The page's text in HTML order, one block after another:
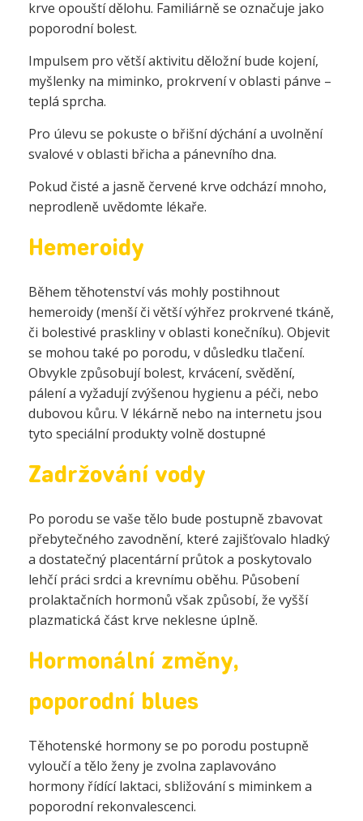
krve opouští dělohu. Familiárně se označuje jako
poporodní bolest.
Impulsem pro větší aktivitu děložní bude kojení,
myšlenky na miminko, prokrvení v oblasti pánve –
teplá sprcha.
Pro úlevu se pokuste o břišní dýchání a uvolnění
svalové v oblasti břicha a pánevního dna.
Pokud čisté a jasně červené krve odchází mnoho,
neprodleně uvědomte lékaře.
Hemeroidy
Během těhotenství vás mohly postihnout
hemeroidy (menší či větší výhřez prokrvené tkáně,
či bolestivé praskliny v oblasti konečníku). Objevit
se mohou také po porodu, v důsledku tlačení.
Obvykle způsobují bolest, krvácení, svědění,
pálení a vyžadují zvýšenou hygienu a péči, nebo
dubovou kůru. V lékárně nebo na internetu jsou
tyto speciální produkty volně dostupné
Zadržování vody
Po porodu se vaše tělo bude postupně zbavovat
přebytečného zavodnění, které zajišťovalo hladký
a dostatečný placentární průtok a poskytovalo
lehčí práci srdci a krevnímu oběhu. Působení
prolaktačních hormonů však způsobí, že vyšší
plazmatická část krve neklesne úplně.
Hormonální změny,
poporodní blues
Těhotenské hormony se po porodu postupně
vyloučí a tělo ženy je zvolna zaplavováno
hormony řídící laktaci, sbližování s miminkem a
poporodní rekonvalescenci.